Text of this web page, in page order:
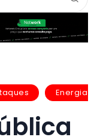
Energia